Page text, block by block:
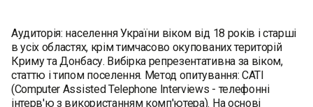
Аудиторія: населення України віком від 18 років і старші
в усіх областях, крім тимчасово окупованих територій
Криму та Донбасу. Вибірка репрезентативна за віком,
статтю і типом поселення. Метод опитування: CATI
(Computer Assisted Telephone Interviews - телефонні
інтерв'ю з використанням комп'ютера). На основі